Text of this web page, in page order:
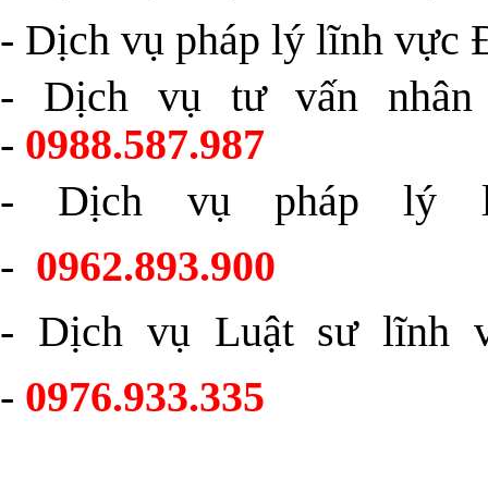
- Dịch vụ pháp lý lĩnh vực
- Dịch vụ tư vấn
- 0988.587.987
- Dịch vụ pháp lý
- 0962.893.900
- Dịch vụ Luật sư lĩnh
- 0976.933.335